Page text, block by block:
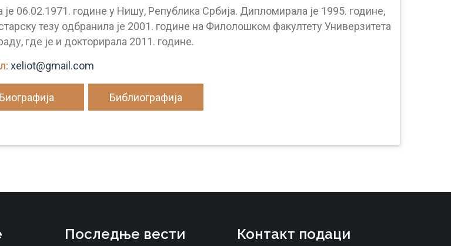
је 06.02.1971. године у Нишу, Република Србија. Дипломирала је 1995. године,
тезу одбранила је 2001. године на Филолошком факултету Универзитета
где је и докторирала 2011. године.
xeliot@gmail.com
Биографија Библиографија
Последње вести Контакт подаци